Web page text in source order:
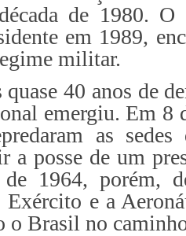
de 1980.
em 1989,
militar​.
40 anos de
emergiu. Em 8
as
a posse de um
de 1964, porém,
Exército e a
o Brasil no